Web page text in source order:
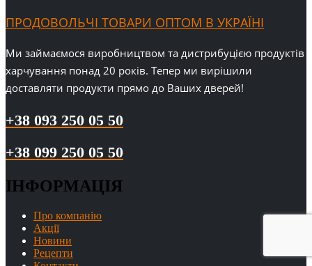
ПРОДОВОЛЬЧІ ТОВАРИ ОПТОМ В УКРАЇНІ
Ми займаємося виробництвом та дистрибуцією продуктів
харчування понад 20 років. Тепер ми вирішили
доставляти продукти прямо до Ваших дверей!
+38 093 250 05 50
+38 099 250 05 50
ІНФОРМАЦІЯ
Про компанію
Акції
Новини
Рецепти